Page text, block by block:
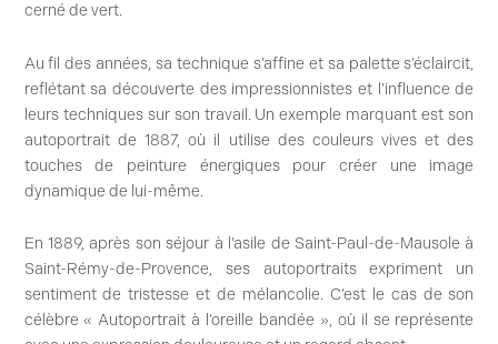
cerné de vert.
Au fil des années, sa technique s’affine et sa palette s’éclaircit,
reflétant sa découverte des impressionnistes et l’influence de
leurs techniques sur son travail. Un exemple marquant est son
autoportrait de 1887, où il utilise des couleurs vives et des
touches de peinture énergiques pour créer une image
dynamique de lui-même.
En 1889, après son séjour à l’asile de Saint-Paul-de-Mausole à
Saint-Rémy-de-Provence, ses autoportraits expriment un
sentiment de tristesse et de mélancolie. C’est le cas de son
célèbre « Autoportrait à l’oreille bandée », où il se représente